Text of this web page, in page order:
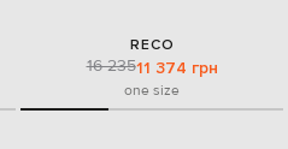
RECO
16 23511 374 грн
one size